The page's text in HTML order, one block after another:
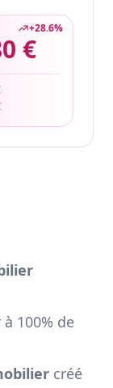
+28.6%
€
100% de
créé